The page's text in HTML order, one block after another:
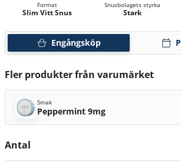
Engångsköp
Format
Slim Vitt Snus
Snusbolagets styrka
Stark
Fler produkter från varumärket
Smak
Peppermint 9mg
Antal